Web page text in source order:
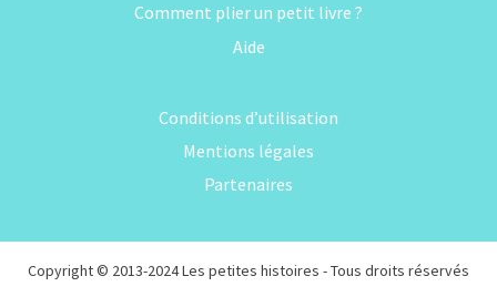
Comment plier un petit livre ?
Aide
Conditions d’utilisation
Mentions légales
Partenaires
Copyright © 2013-2024Les petites histoires - Tous droits réservés